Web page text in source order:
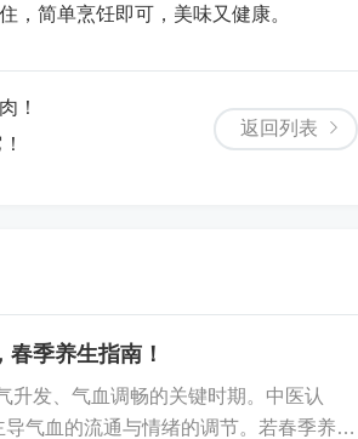
，简单烹饪即可，美味又健康。
返回列表
！
季养生指南！
升发、气血调畅的关键时期。中医认
气血的流通与情绪的调节。若春季养生